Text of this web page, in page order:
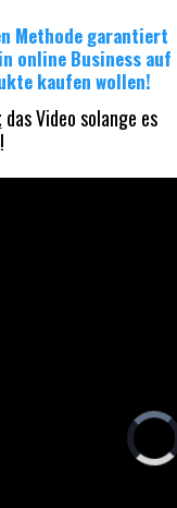
Methode garantiert
online Business auf
kaufen wollen!
das Video solange es